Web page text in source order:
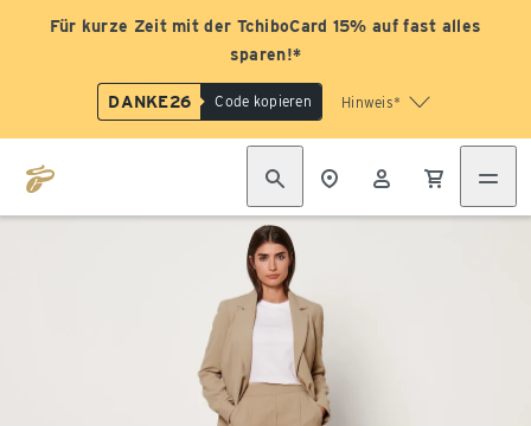
Für kurze Zeit mit der TchiboCard 15% auf fast alles
sparen!*
DANKE26 Code kopieren Hinweis*